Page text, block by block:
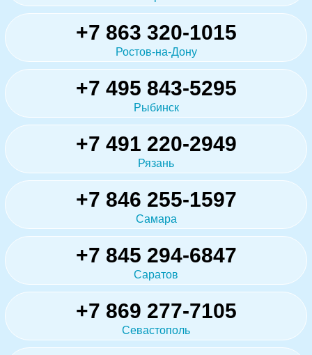
+7 863 320-1015
Ростов-на-Дону
+7 495 843-5295
Рыбинск
+7 491 220-2949
Рязань
+7 846 255-1597
Самара
+7 845 294-6847
Саратов
+7 869 277-7105
Севастополь